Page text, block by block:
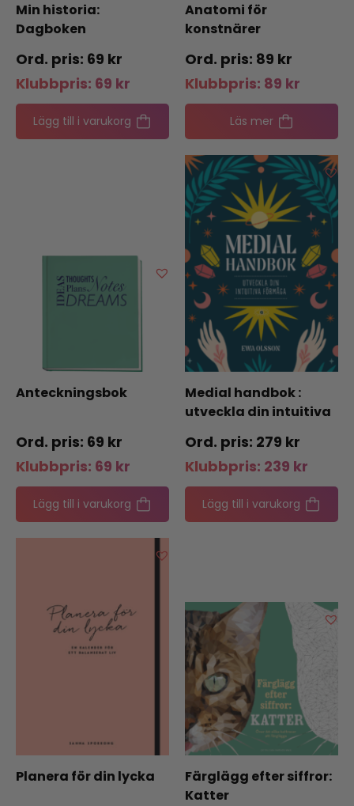
Min historia:
Dagboken
69 kr
Klubbpris: 69 kr
Lägg till i varukorg
Anatomi för
konstnärer
89 kr
Klubbpris: 89 kr
Läs mer
Anteckningsbok
69 kr
Klubbpris: 69 kr
Lägg till i varukorg
Medial handbok :
utveckla din intuitiva
279 kr
Klubbpris: 239 kr
Lägg till i varukorg
Planera för din lycka
Färglägg efter siffror:
Katter